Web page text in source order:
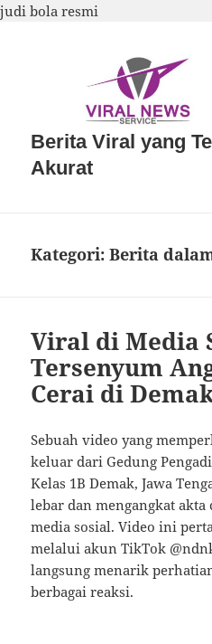
judi bola resmi
Berita Viral yang
Akurat
Kategori:Berita
Viral di Media
Tersenyum
Cerai di
Sebuah video yang
keluar dari Gedung
Kelas 1B Demak, Jawa
lebar dan mengangkat
media sosial. Video ini
melalui akun TikTok
langsung menarik
berbagai reaksi.